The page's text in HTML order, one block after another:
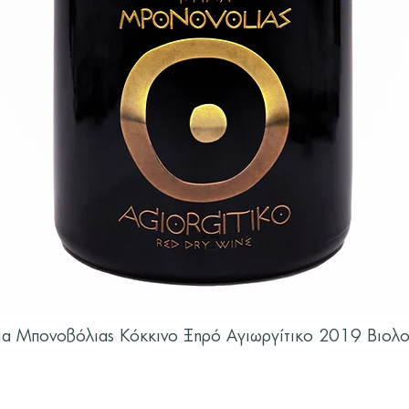
Μπονοβόλιας Κόκκινο Ξηρό Αγιωργίτικο 2019